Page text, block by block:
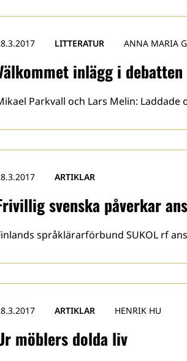
inlägg i
LITTERATUR ANNA MARIA
Parkvall och Lars Melin:
svenska påverkar
ARTIKLAR
språklärarförbund SUKOL rf
möblers dolda liv
ARTIKLAR HENRIK HU